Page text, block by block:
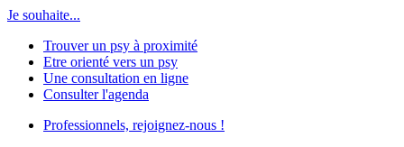
Je souhaite...
Trouver un psy à proximité
Etre orienté vers un psy
Une consultation en ligne
Consulter l'agenda
Professionnels, rejoignez-nous !